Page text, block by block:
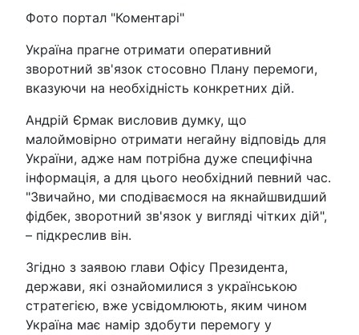
Фото портал "Коментарі"
Україна прагне отримати оперативний
зворотний зв'язок стосовно Плану перемоги,
вказуючи на необхідність конкретних дій.
Андрій Єрмак висловив думку, що
малоймовірно отримати негайну відповідь для
України, адже нам потрібна дуже специфічна
інформація, а для цього необхідний певний час.
"Звичайно, ми сподіваємося на якнайшвидший
фідбек, зворотний зв'язок у вигляді чітких дій",
– підкреслив він.
Згідно з заявою глави Офісу Президента,
держави, які ознайомилися з українською
стратегією, вже усвідомлюють, яким чином
Україна має намір здобути перемогу у